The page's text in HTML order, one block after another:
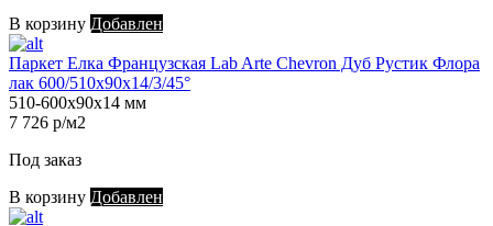
В корзину Добавлен
Паркет Елка Французская Lab Arte Chevron Дуб Рустик Флора
лак 600/510х90х14/3/45°
510-600х90х14 мм
7 726 р/м2
Под заказ
В корзину Добавлен